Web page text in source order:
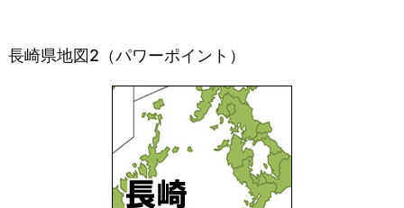
長崎県地図2（パワーポイント）